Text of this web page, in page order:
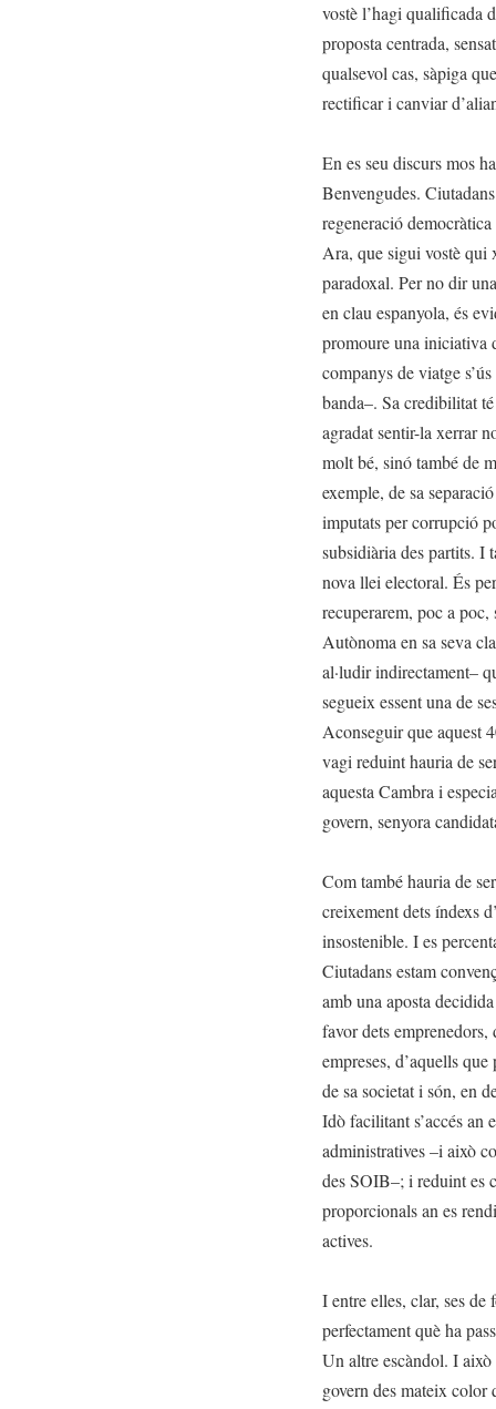
vostè l’hagi qualificada
proposta centrada,
qualsevol cas, sàpiga
rectificar i canviar
En es seu discurs mos
Benvengudes.
regeneració
Ara, que sigui vostè qui
paradoxal. Per no dir
en clau espanyola, és
promoure una iniciativa
companys de viatge
banda–. Sa credibilitat
agradat sentir-la xerrar
molt bé, sinó també de
exemple, de sa
imputats per corrupció
subsidiària des partits. I
nova llei electoral. És
recuperarem, poc a poc,
Autònoma en sa seva
al·ludir indirectament–
segueix essent una de
Aconseguir que aquest
vagi reduint hauria de
aquesta Cambra i
govern, senyora
Com també hauria de
creixement dets índexs
insostenible. I es
Ciutadans estam
amb una aposta
favor dets emprenedors,
empreses, d’aquells
de sa societat i són, en
Idò facilitant s’accés an
administratives –i això
des SOIB–; i reduint es
proporcionals an es
actives.
I entre elles, clar, ses de
perfectament què ha
Un altre escàndol. I això
govern des mateix color